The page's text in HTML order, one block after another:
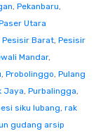
, Pekanbaru,
Utara
Pesisir Barat, Pesisir
Mandar,
, Probolinggo, Pulang
Jaya, Purbalingga,
siku lubang, rak
gudang arsip